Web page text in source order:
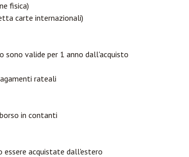
fisica)
carte internazionali)
sono valide per 1 anno dall'acquisto
rateali
in contanti
acquistate dall'estero